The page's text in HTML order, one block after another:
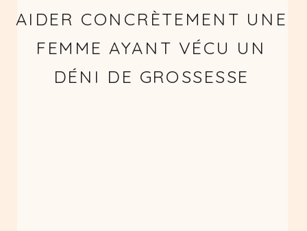
AIDER CONCRÈTEMENT UNE
FEMME AYANT VÉCU UN
DÉNI DE GROSSESSE